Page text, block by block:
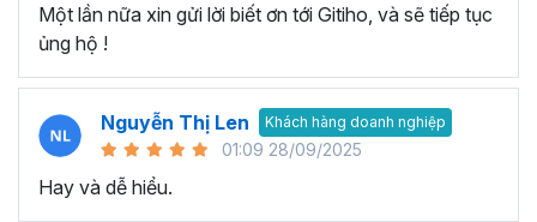
Thành thạo viết code với đối tượng Range, Cell:
Đối tượng Range và cách thao tác với dữ liệu trong
các ô Excel.
Thành thạo viết mã để thực hiện các thao tác như
đọc, ghi dữ liệu, định dạng ô.
Thành thạo viết code cho Workbook, Worksheet:
Một lần nữa xin gửi lời biết ơn tới Gitiho, và sẽ tiếp tục
ủng hộ !
Nguyễn Thị Len Khách hàng doanh nghiệp
01:09 28/09/2025
Hay và dễ hiểu.